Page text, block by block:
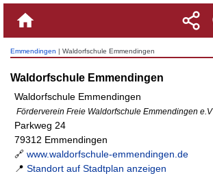
Emmendingen | Waldorfschule Emmendingen
Waldorfschule Emmendingen
Waldorfschule Emmendingen
Förderverein Freie Waldorfschule Emmendingen e.V
Parkweg 24
79312 Emmendingen
🔗 www.waldorfschule-emmendingen.de
📍 Standort auf Stadtplan anzeigen